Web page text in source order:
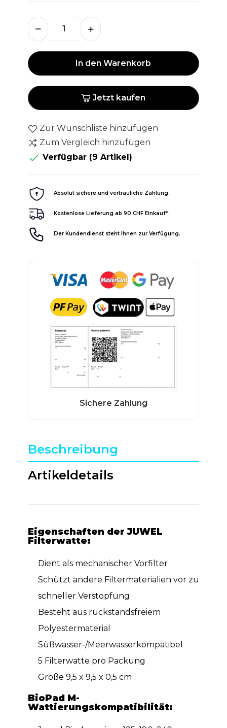
In den Warenkorb
Jetzt kaufen
Zur Wunschliste hinzufügen
Zum Vergleich hinzufügen
 Verfügbar (9 Artikel)
Absolut sichere und vertrauliche Zahlung.
Kostenlose Lieferung ab 90 CHF Einkauf*.
Der Kundendienst steht Ihnen zur Verfügung.
Beschreibung
Artikeldetails
Eigenschaften der JUWEL
Filterwatte:
Dient als mechanischer Vorfilter
Schützt andere Filtermaterialien vor zu
schneller Verstopfung
Besteht aus rückstandsfreiem
Polyestermaterial
Süßwasser-/Meerwasserkompatibel
5 Filterwatte pro Packung
Größe 9,5 x 9,5 x 0,5 cm
BioPad M-
Wattierungskompatibilität: